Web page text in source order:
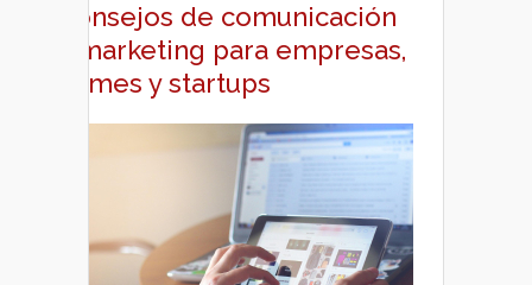
Consejos de comunicación
y marketing para empresas,
pymes y startups